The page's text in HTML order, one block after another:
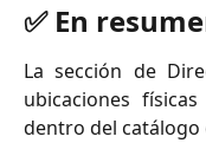
✅ En
La sección de
ubicaciones
dentro del catálogo